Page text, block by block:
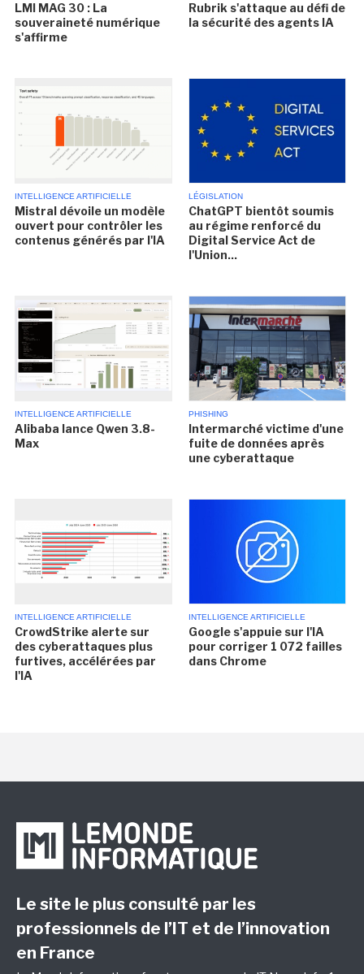
LMI MAG 30 : La
souveraineté numérique
s'affirme
Rubrik s'attaque au défi de
la sécurité des agents IA
INTELLIGENCE ARTIFICIELLE
Mistral dévoile un modèle
ouvert pour contrôler les
contenus générés par l'IA
LÉGISLATION
ChatGPT bientôt soumis
au régime renforcé du
Digital Service Act de
l'Union...
INTELLIGENCE ARTIFICIELLE
Alibaba lance Qwen 3.8-
Max
PHISHING
Intermarché victime d'une
fuite de données après
une cyberattaque
INTELLIGENCE ARTIFICIELLE
CrowdStrike alerte sur
des cyberattaques plus
furtives, accélérées par
l'IA
INTELLIGENCE ARTIFICIELLE
Google s'appuie sur l'IA
pour corriger 1 072 failles
dans Chrome
Le site le plus consulté par les
professionnels de l’IT et de l’innovation
en France